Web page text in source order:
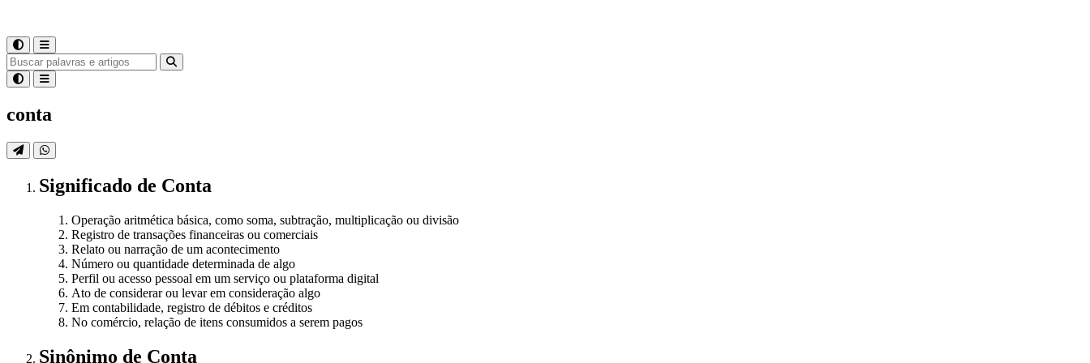
conta
Significado de Conta
Operação aritmética básica, como soma, subtração, multiplicação ou divisão
Registro de transações financeiras ou comerciais
Relato ou narração de um acontecimento
Número ou quantidade determinada de algo
Perfil ou acesso pessoal em um serviço ou plataforma digital
Ato de considerar ou levar em consideração algo
Em contabilidade, registro de débitos e créditos
No comércio, relação de itens consumidos a serem pagos
Sinônimo de Conta